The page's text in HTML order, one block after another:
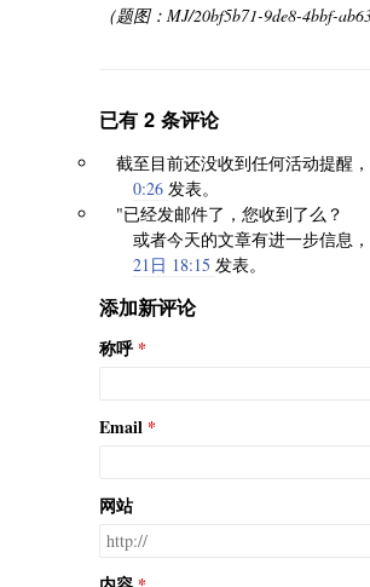
（题图：MJ/20bf5b71-9de8-4bbf-
已有 2 条评论
截至目前还没收到任何活动提醒
0:26 发表。
"已经发邮件了，您收到了么？
或者今天的文章有进一步信息
21日 18:15 发表。
添加新评论
称呼
Email
网站